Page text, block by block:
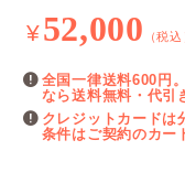
¥52,000 （税込
全国一律送料600円
なら送料無料・代引
クレジットカード
条件はご契約のカー